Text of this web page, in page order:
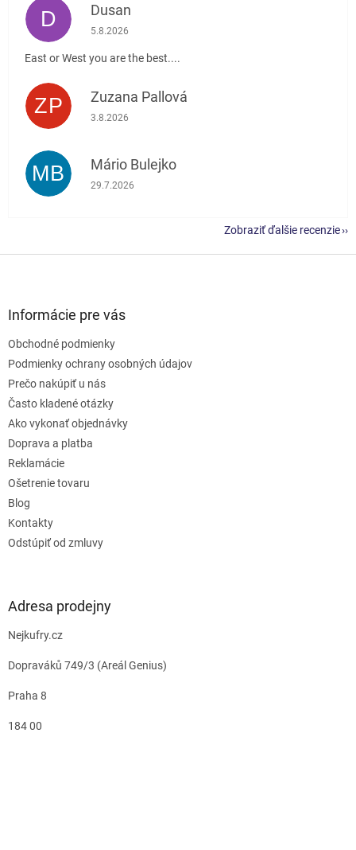
D Dusan
Hodnotenie obchodu je 5 z 5 hviezdičiek.
5.8.2026
East or West you are the best....
ZP Zuzana Pallová
Hodnotenie obchodu je 5 z 5 hviezdičiek.
3.8.2026
MB Mário Bulejko
Hodnotenie obchodu je 5 z 5 hviezdičiek.
29.7.2026
Zobraziť ďalšie recenzie
Informácie pre vás
Obchodné podmienky
Podmienky ochrany osobných údajov
Prečo nakúpiť u nás
Často kladené otázky
Ako vykonať objednávky
Doprava a platba
Reklamácie
Ošetrenie tovaru
Blog
Kontakty
Odstúpiť od zmluvy
Adresa prodejny
Nejkufry.cz
Dopraváků 749/3 (Areál Genius)
Praha 8
184 00